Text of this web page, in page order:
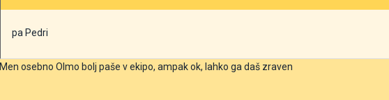
pa Pedri
Men osebno Olmo bolj paše v ekipo, ampak ok, lahko ga daš zraven